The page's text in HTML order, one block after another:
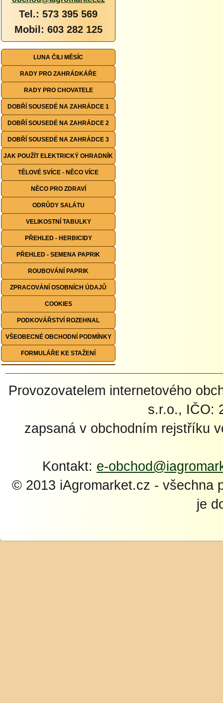
Tel.: 573 395 569
Mobil: 603 282 125
LUNA ČILI MĚSÍC
RADY PRO ZAHRÁDKÁŘE
RADY PRO CHOVATELE
DOBŘÍ SOUSEDÉ NA ZAHRÁDCE 1
DOBŘÍ SOUSEDÉ NA ZAHRÁDCE 2
DOBŘÍ SOUSEDÉ NA ZAHRÁDCE 3
JAK POUŽÍT ELEKTRICKÝ OHRADNÍK
TĚLOVÉ SVÍCE - NĚCO VÍCE
NĚCO PRO ZDRAVÍ
ODRŮDY SALÁTU
VELIKOSTNÍ TABULKY
PŘEHLED - HERBICIDY
PŘEHLED - SEMENA PAPRIK
ROUBOVÁNÍ PAPRIK
ZPRACOVÁNÍ OSOBNÍCH ÚDAJŮ
COOKIES
PODKOVÁŘSTVÍ ROZEHNAL
VŠEOBECNÉ OBCHODNÍ PODMÍNKY
FORMULÁŘE KE STAŽENÍ
Provozovatelem internetového
s.r.o., IČO:
zapsaná v obchodním rejstříku
Kontakt: e-
© 2013 iAgromarket.cz - všechna
je